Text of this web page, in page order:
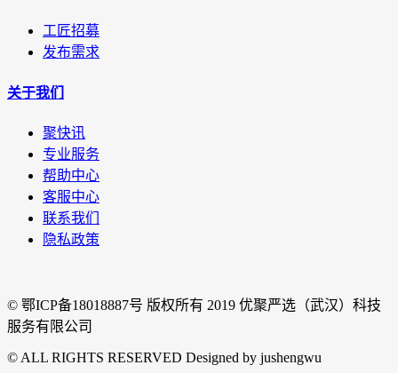
工匠招募
发布需求
关于我们
聚快讯
专业服务
帮助中心
客服中心
联系我们
隐私政策
© 鄂ICP备18018887号 版权所有 2019 优聚严选（武汉）科技
服务有限公司
© ALL RIGHTS RESERVED Designed by jushengwu